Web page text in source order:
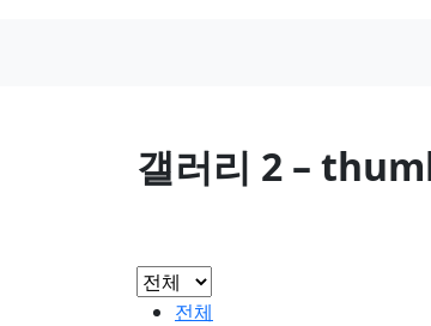
갤러리 2 –
전체